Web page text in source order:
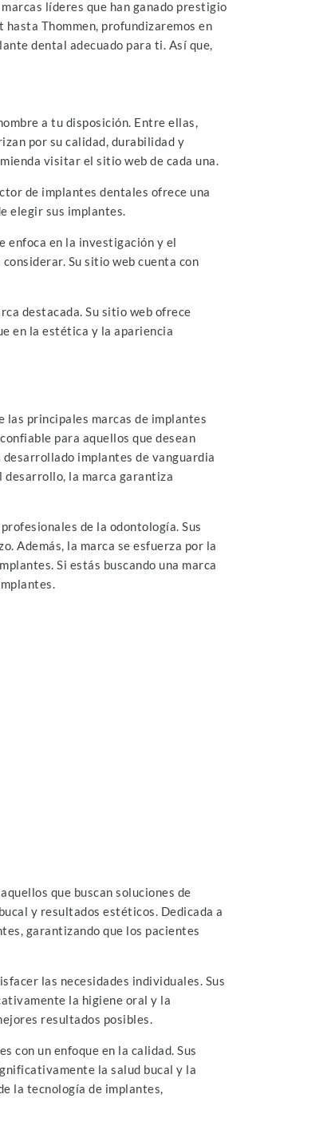
líderes que han ganado prestigio
Thommen, profundizaremos en
dental adecuado para ti. Así que,
a tu disposición. Entre ellas,
por su calidad, durabilidad y
visitar el sitio web de cada una.
de implantes dentales ofrece una
elegir sus implantes.
enfoca en la investigación y el
Su sitio web cuenta con
destacada. Su sitio web ofrece
en la estética y la apariencia
las principales marcas de implantes
para aquellos que desean
implantes de vanguardia
desarrollo, la marca garantiza
de la odontología. Sus
Además, la marca se esfuerza por la
Si estás buscando una marca
que buscan soluciones de
y resultados estéticos. Dedicada a
garantizando que los pacientes
las necesidades individuales. Sus
la higiene oral y la
resultados posibles.
con un enfoque en la calidad. Sus
la salud bucal y la
la tecnología de implantes,